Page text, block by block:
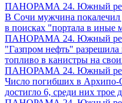
ПАНОРАМА 24. Южный
В Сочи мужчина покалечил
в поисках "портала в иные
ПАНОРАМА 24. Южный
"Газпром нефть" разрешила
топливо в канистры на
ПАНОРАМА 24. Южный
Число погибших в
достигло 6, среди них трое